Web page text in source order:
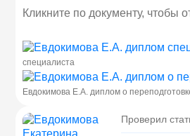
Кликните по документу, чтобы
специалиста
Евдокимова Е.А. диплом о
Проверил